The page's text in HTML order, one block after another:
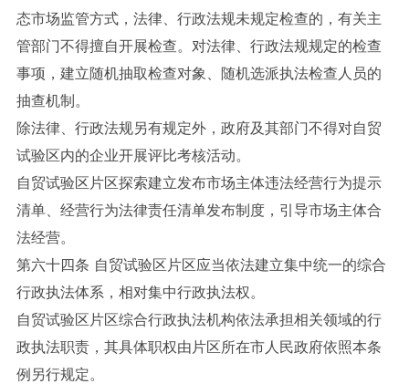
态市场监管方式，法律、行政法规未规定检查的，有关主
管部门不得擅自开展检查。对法律、行政法规规定的检查
事项，建立随机抽取检查对象、随机选派执法检查人员的
抽查机制。
除法律、行政法规另有规定外，政府及其部门不得对自贸
试验区内的企业开展评比考核活动。
自贸试验区片区探索建立发布市场主体违法经营行为提示
清单、经营行为法律责任清单发布制度，引导市场主体合
法经营。
第六十四条 自贸试验区片区应当依法建立集中统一的综合
行政执法体系，相对集中行政执法权。
自贸试验区片区综合行政执法机构依法承担相关领域的行
政执法职责，其具体职权由片区所在市人民政府依照本条
例另行规定。